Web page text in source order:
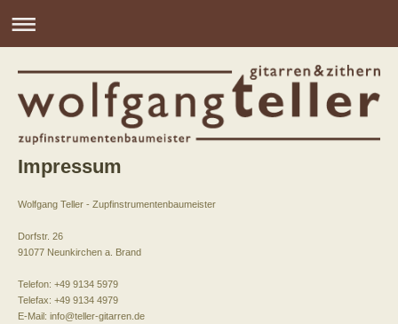
Impressum
Wolfgang Teller - Zupfinstrumentenbaumeister
Dorfstr. 26
91077 Neunkirchen a. Brand
Telefon: +49 9134 5979
Telefax: +49 9134 4979
E-Mail: info@teller-gitarren.de